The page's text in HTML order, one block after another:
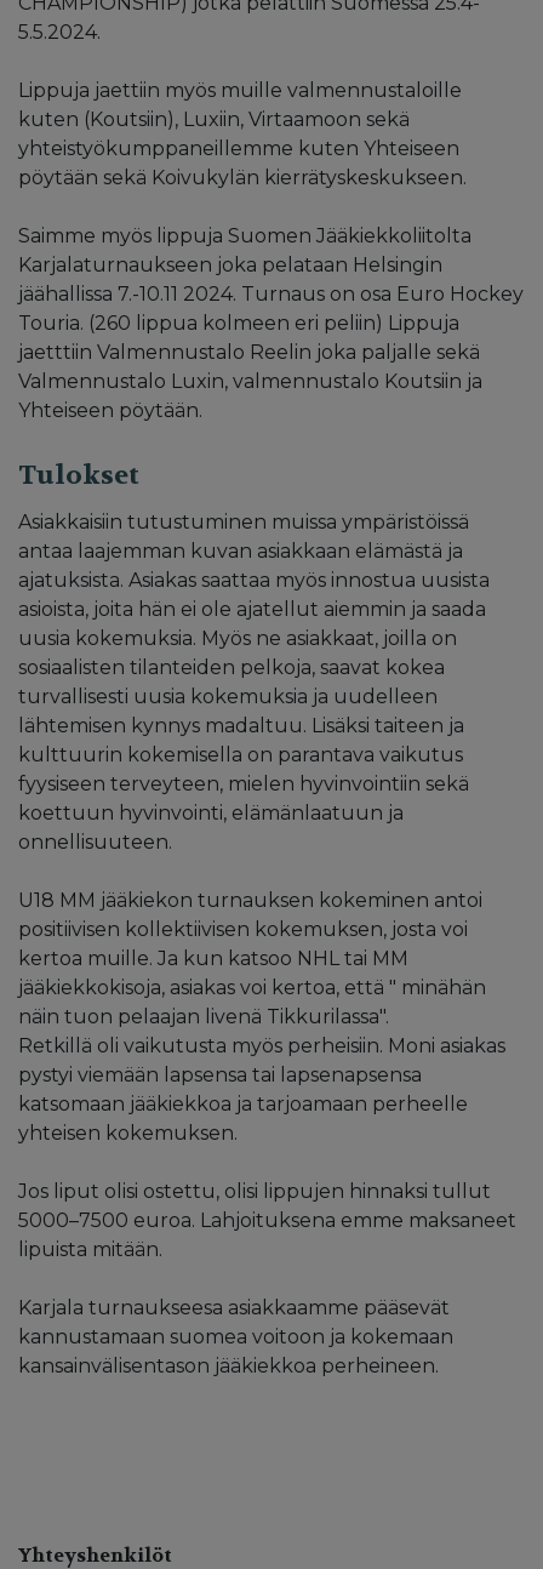
5.5.2024.
Lippuja jaettiin myös muille valmennustaloille
kuten (Koutsiin), Luxiin, Virtaamoon sekä
yhteistyökumppaneillemme kuten Yhteiseen
pöytään sekä Koivukylän kierrätyskeskukseen.
Saimme myös lippuja Suomen Jääkiekkoliitolta
Karjalaturnaukseen joka pelataan Helsingin
jäähallissa 7.-10.11 2024. Turnaus on osa Euro Hockey
Touria. (260 lippua kolmeen eri peliin) Lippuja
jaetttiin Valmennustalo Reelin joka paljalle sekä
Valmennustalo Luxin, valmennustalo Koutsiin ja
Yhteiseen pöytään.
Tulokset
Asiakkaisiin tutustuminen muissa ympäristöissä
antaa laajemman kuvan asiakkaan elämästä ja
ajatuksista. Asiakas saattaa myös innostua uusista
asioista, joita hän ei ole ajatellut aiemmin ja saada
uusia kokemuksia. Myös ne asiakkaat, joilla on
sosiaalisten tilanteiden pelkoja, saavat kokea
turvallisesti uusia kokemuksia ja uudelleen
lähtemisen kynnys madaltuu. Lisäksi taiteen ja
kulttuurin kokemisella on parantava vaikutus
fyysiseen terveyteen, mielen hyvinvointiin sekä
koettuun hyvinvointi, elämänlaatuun ja
onnellisuuteen.
U18 MM jääkiekon turnauksen kokeminen antoi
positiivisen kollektiivisen kokemuksen, josta voi
kertoa muille. Ja kun katsoo NHL tai MM
jääkiekkokisoja, asiakas voi kertoa, että " minähän
näin tuon pelaajan livenä Tikkurilassa".
Retkillä oli vaikutusta myös perheisiin. Moni asiakas
pystyi viemään lapsensa tai lapsenapsensa
katsomaan jääkiekkoa ja tarjoamaan perheelle
yhteisen kokemuksen.
Jos liput olisi ostettu, olisi lippujen hinnaksi tullut
5000–7500 euroa. Lahjoituksena emme maksaneet
lipuista mitään.
Karjala turnaukseesa asiakkaamme pääsevät
kannustamaan suomea voitoon ja kokemaan
kansainvälisentason jääkiekkoa perheineen.
Yhteyshenkilöt